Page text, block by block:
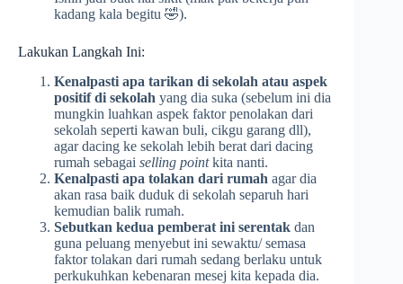
kadang kala begitu 🤣).
Lakukan Langkah Ini:
Kenalpasti apa tarikan di sekolah atau aspek
positif di sekolah yang dia suka (sebelum ini dia
mungkin luahkan aspek faktor penolakan dari
sekolah seperti kawan buli, cikgu garang dll),
agar dacing ke sekolah lebih berat dari dacing
rumah sebagai selling pointkita nanti.
Kenalpasti apa tolakan dari rumah agar dia
akan rasa baik duduk di sekolah separuh hari
kemudian balik rumah.
Sebutkan kedua pemberat ini serentak dan
guna peluang menyebut ini sewaktu/ semasa
faktor tolakan dari rumah sedang berlaku untuk
perkukuhkan kebenaran mesej kita kepada dia.